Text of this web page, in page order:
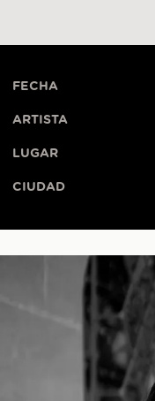
FECHA
ARTISTA
LUGAR
CIUDAD